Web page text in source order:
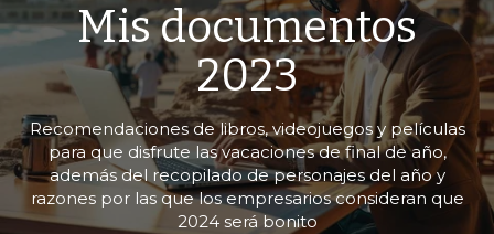
Mis documentos
2023
Recomendaciones de libros, videojuegos y películas
para que disfrute las vacaciones de final de año,
además del recopilado de personajes del año y
razones por las que los empresarios consideran que
2024 será bonito